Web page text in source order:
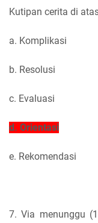
Kutipan cerita di
a. Komplikasi
b. Resolusi
c. Evaluasi
d. Orientasi
e. Rekomendasi
7. Via menunggu